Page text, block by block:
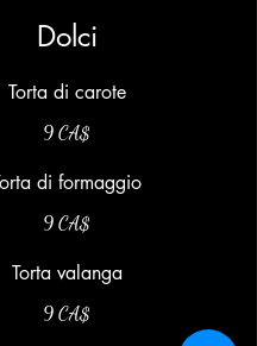
Dolci
Torta di carote
9 CA$
di formaggio
9 CA$
Torta valanga
9 CA$